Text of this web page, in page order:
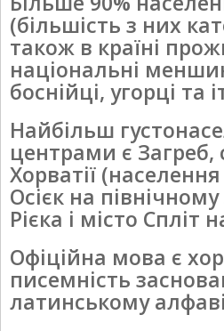
(більшість з них
також в країні
національні
боснійці, угорці та
Найбільш
центрами є Загреб,
Хорватії
Осієк на
Рієка і місто Спліт
Офіційна мова є
писемність
латинському